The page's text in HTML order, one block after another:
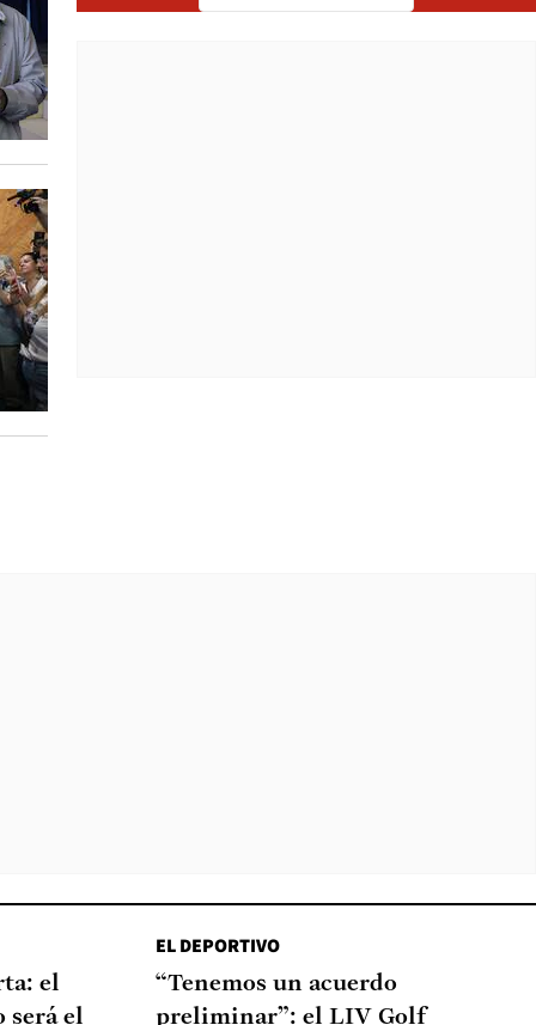
el
será el
EL DEPORTIVO
“Tenemos un acuerdo
preliminar”: el LIV Golf